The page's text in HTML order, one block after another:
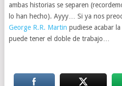
ambas historias se separen
lo han hecho). Ayyy… Si ya nos
George R.R. Martin pudiese acabar
puede tener el doble de trabajo…